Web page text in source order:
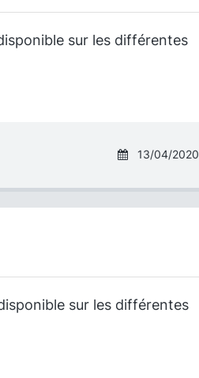
sur les différentes
13/04/2020
sur les différentes